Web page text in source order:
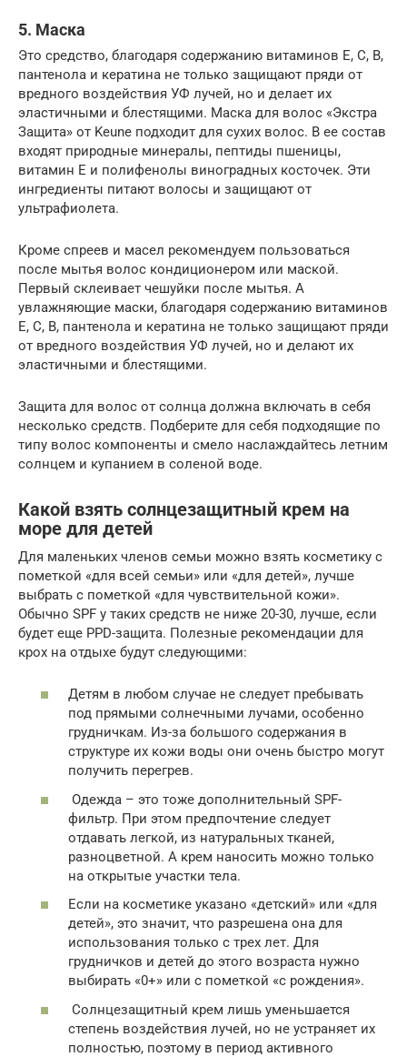
5. Маска
Это средство, благодаря содержанию витаминов Е, С, В,
пантенола и кератина не только защищают пряди от
вредного воздействия УФ лучей, но и делает их
эластичными и блестящими. Маска для волос «Экстра
Защита» от Keune подходит для сухих волос. В ее состав
входят природные минералы, пептиды пшеницы,
витамин Е и полифенолы виноградных косточек. Эти
ингредиенты питают волосы и защищают от
ультрафиолета.
Кроме спреев и масел рекомендуем пользоваться
после мытья волос кондиционером или маской.
Первый склеивает чешуйки после мытья. А
увлажняющие маски, благодаря содержанию витаминов
Е, С, В, пантенола и кератина не только защищают пряди
от вредного воздействия УФ лучей, но и делают их
эластичными и блестящими.
Защита для волос от солнца должна включать в себя
несколько средств. Подберите для себя подходящие по
типу волос компоненты и смело наслаждайтесь летним
солнцем и купанием в соленой воде.
Какой взять солнцезащитный крем на
море для детей
Для маленьких членов семьи можно взять косметику с
пометкой «для всей семьи» или «для детей», лучше
выбрать с пометкой «для чувствительной кожи».
Обычно SPF у таких средств не ниже 20-30, лучше, если
будет еще PPD-защита. Полезные рекомендации для
крох на отдыхе будут следующими:
Детям в любом случае не следует пребывать
под прямыми солнечными лучами, особенно
грудничкам. Из-за большого содержания в
структуре их кожи воды они очень быстро могут
получить перегрев.
Одежда – это тоже дополнительный SPF-
фильтр. При этом предпочтение следует
отдавать легкой, из натуральных тканей,
разноцветной. А крем наносить можно только
на открытые участки тела.
Если на косметике указано «детский» или «для
детей», это значит, что разрешена она для
использования только с трех лет. Для
грудничков и детей до этого возраста нужно
выбирать «0+» или с пометкой «с рождения».
Солнцезащитный крем лишь уменьшается
степень воздействия лучей, но не устраняет их
полностью, поэтому в период активного